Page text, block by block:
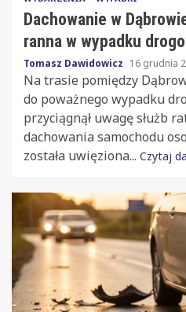
Dachowanie w
ranna w wypadku
Tomasz Dawidowicz 16 grudnia
Na trasie pomiędzy
do poważnego wypadku
przyciągnął uwagę służb
dachowania samochodu
została uwięziona... Czytaj